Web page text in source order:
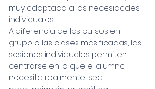
muy adaptada a las necesidades
individuales.
A diferencia de los cursos en
grupo o las clases masificadas, las
sesiones individuales permiten
centrarse en lo que el alumno
necesita realmente, sea